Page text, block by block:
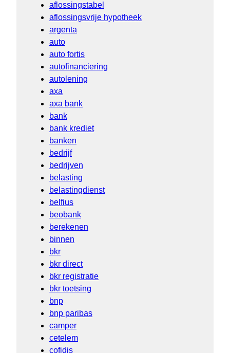
aflossingstabel
aflossingsvrije hypotheek
argenta
auto
auto fortis
autofinanciering
autolening
axa
axa bank
bank
bank krediet
banken
bedrijf
bedrijven
belasting
belastingdienst
belfius
beobank
berekenen
binnen
bkr
bkr direct
bkr registratie
bkr toetsing
bnp
bnp paribas
camper
cetelem
cofidis